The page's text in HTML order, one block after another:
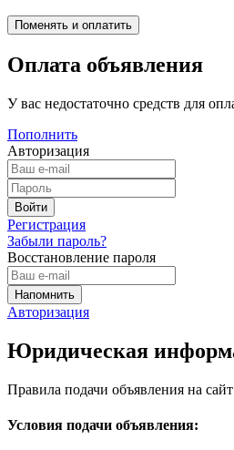
Оплата объявления
У вас недостаточно средств для
Пополнить
Авторизация
Регистрация
Забыли пароль?
Восстановление пароля
Авторизация
Юридическая
Правила подачи объявления на сайт
Условия подачи объявления: